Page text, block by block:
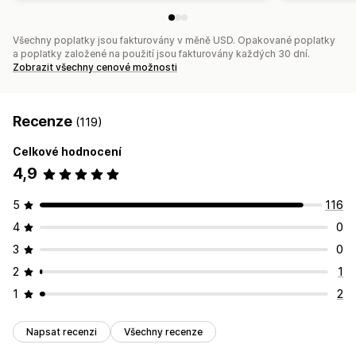
Všechny poplatky jsou fakturovány v měně USD. Opakované poplatky
a poplatky založené na použití jsou fakturovány každých 30 dní.
Zobrazit všechny cenové možnosti
Recenze (119)
Celkové hodnocení
4,9
5
116
4
0
3
0
2
1
1
2
Napsat recenzi Všechny recenze